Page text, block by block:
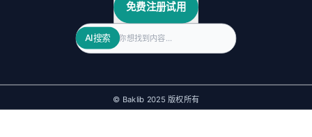
免费注册试用
Search
AI搜索
© Baklib 2025 版权所有